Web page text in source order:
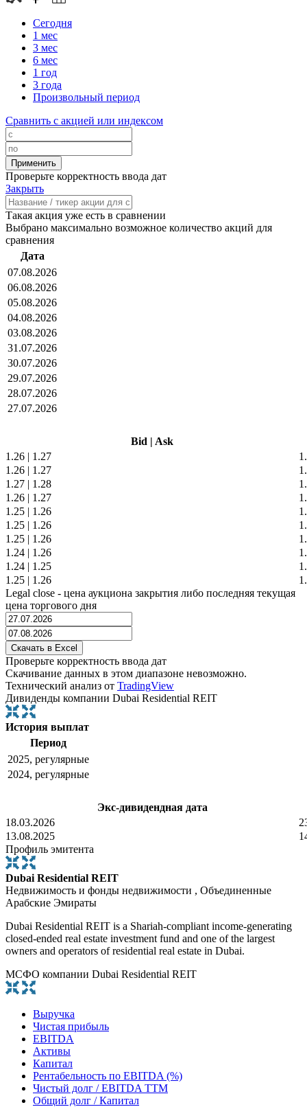
Сегодня
1 мес
3 мес
6 мес
1 год
3 года
Произвольный период
Сравнить с акцией или индексом
Проверьте корректность ввода дат
Закрыть
Такая акция уже есть в сравнении
Выбрано максимально возможное количество акций для
сравнения
Дата
07.08.2026
06.08.2026
05.08.2026
04.08.2026
03.08.2026
31.07.2026
30.07.2026
29.07.2026
28.07.2026
27.07.2026
Bid | Ask
1.26 | 1.27
1.26 | 1.27
1.27 | 1.28
1.26 | 1.27
1.25 | 1.26
1.25 | 1.26
1.25 | 1.26
1.24 | 1.26
1.24 | 1.25
1.25 | 1.26
Legal close - цена аукциона закрытия либо последняя текущая
цена торгового дня
Проверьте корректность ввода дат
Скачивание данных в этом диапазоне невозможно.
Технический анализ от TradingView
Дивиденды компании Dubai Residential REIT
История выплат
Период
2025, регулярные
2024, регулярные
Экс-дивидендная дата
18.03.2026
13.08.2025
Профиль эмитента
Dubai Residential REIT
Недвижимость и фонды недвижимости , Объединенные
Арабские Эмираты
Dubai Residential REIT is a Shariah-compliant income-generating
closed-ended real estate investment fund and one of the largest
owners and operators of residential real estate in Dubai.
МСФО компании Dubai Residential REIT
Выручка
Чистая прибыль
EBITDA
Активы
Капитал
Рентабельность по EBITDA (%)
Чистый долг / EBITDA TTM
Общий долг / Капитал